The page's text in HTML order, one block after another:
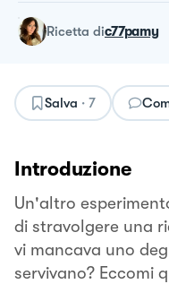
ricetta dic77pamy
Salva · 7
Introduzione
Un'altro
di stravolgere una
vi mancava uno
servivano? Eccomi